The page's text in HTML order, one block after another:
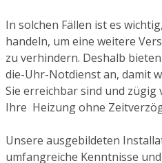
In solchen Fällen ist es
handeln, um eine weitere
zu verhindern. Deshalb
die-Uhr-Notdienst an, damit
Sie erreichbar sind und
Ihre Heizung ohne
Unsere ausgebildeten
umfangreiche Kenntnisse